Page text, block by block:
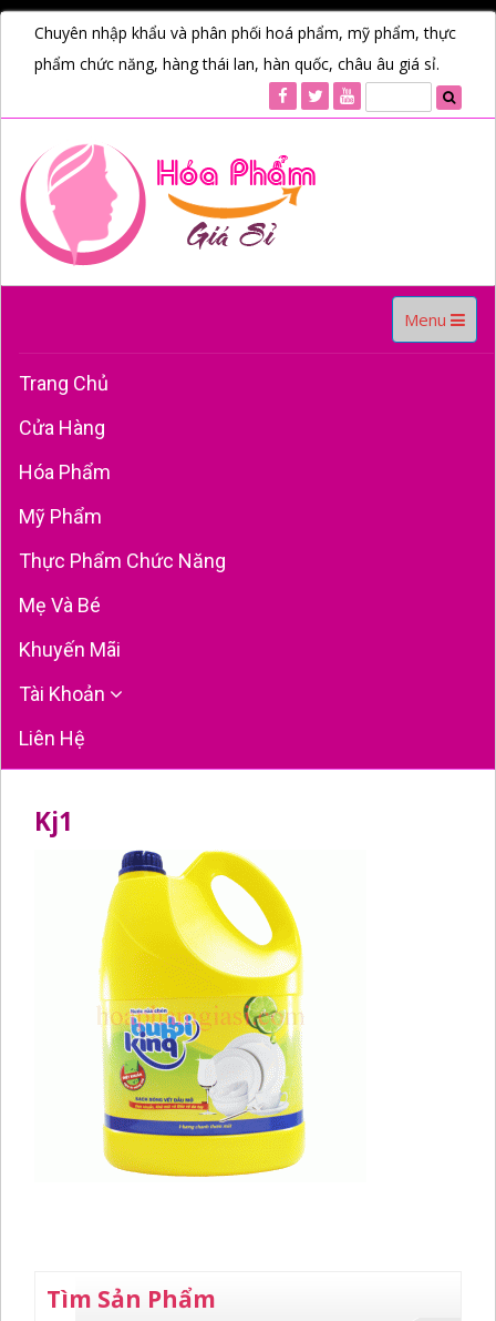
Chuyên nhập khẩu và phân phối hoá phẩm, mỹ phẩm, thực
phẩm chức năng, hàng thái lan, hàn quốc, châu âu giá sỉ.
Toggle
navigation
Menu
Trang Chủ
Cửa Hàng
Hóa Phẩm
Mỹ Phẩm
Thực Phẩm Chức Năng
Mẹ Và Bé
Khuyến Mãi
Tài Khoản
Liên Hệ
Kj1
Tìm Sản Phẩm